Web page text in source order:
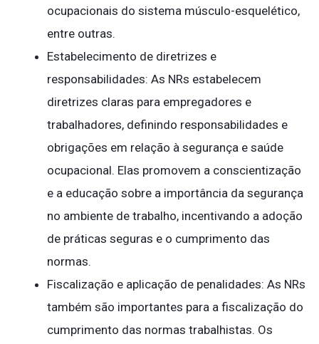
ocupacionais do sistema músculo-esquelético,
entre outras.
Estabelecimento de diretrizes e
responsabilidades: As NRs estabelecem
diretrizes claras para empregadores e
trabalhadores, definindo responsabilidades e
obrigações em relação à segurança e saúde
ocupacional. Elas promovem a conscientização
e a educação sobre a importância da segurança
no ambiente de trabalho, incentivando a adoção
de práticas seguras e o cumprimento das
normas.
Fiscalização e aplicação de penalidades: As NRs
também são importantes para a fiscalização do
cumprimento das normas trabalhistas. Os